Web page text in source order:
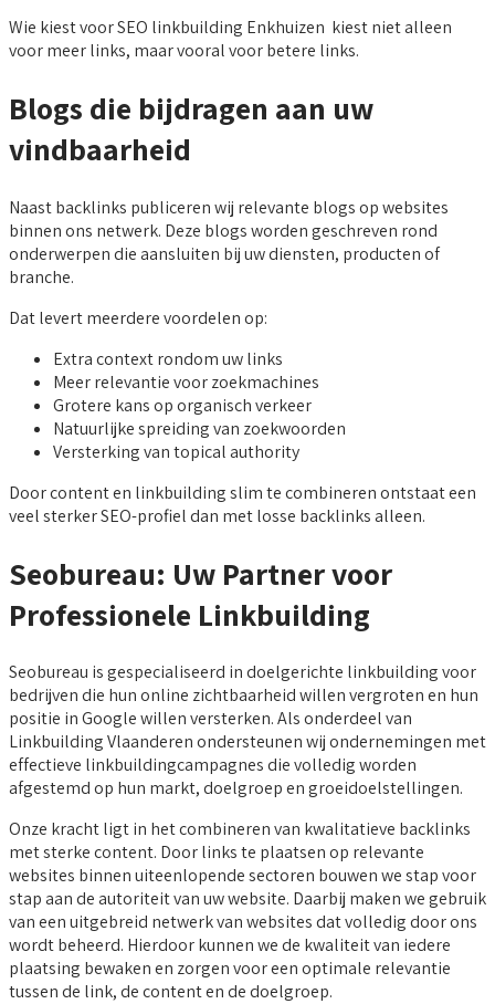
Wie kiest voor SEO linkbuilding Enkhuizen kiest niet alleen
voor meer links, maar vooral voor betere links.
Blogs die bijdragen aan uw
vindbaarheid
Naast backlinks publiceren wij relevante blogs op websites
binnen ons netwerk. Deze blogs worden geschreven rond
onderwerpen die aansluiten bij uw diensten, producten of
branche.
Dat levert meerdere voordelen op:
Extra context rondom uw links
Meer relevantie voor zoekmachines
Grotere kans op organisch verkeer
Natuurlijke spreiding van zoekwoorden
Versterking van topical authority
Door content en linkbuilding slim te combineren ontstaat een
veel sterker SEO-profiel dan met losse backlinks alleen.
Seobureau: Uw Partner voor
Professionele Linkbuilding
Seobureau is gespecialiseerd in doelgerichte linkbuilding voor
bedrijven die hun online zichtbaarheid willen vergroten en hun
positie in Google willen versterken. Als onderdeel van
Linkbuilding Vlaanderen ondersteunen wij ondernemingen met
effectieve linkbuildingcampagnes die volledig worden
afgestemd op hun markt, doelgroep en groeidoelstellingen.
Onze kracht ligt in het combineren van kwalitatieve backlinks
met sterke content. Door links te plaatsen op relevante
websites binnen uiteenlopende sectoren bouwen we stap voor
stap aan de autoriteit van uw website. Daarbij maken we gebruik
van een uitgebreid netwerk van websites dat volledig door ons
wordt beheerd. Hierdoor kunnen we de kwaliteit van iedere
plaatsing bewaken en zorgen voor een optimale relevantie
tussen de link, de content en de doelgroep.